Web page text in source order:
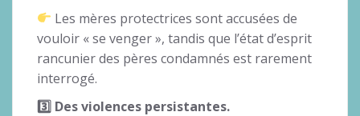
Les mères protectrices sont accusées de
vouloir « se venger », tandis que l’état d’esprit
rancunier des pères condamnés est rarement
interrogé.
3️ ⃣ Des violences persistantes.